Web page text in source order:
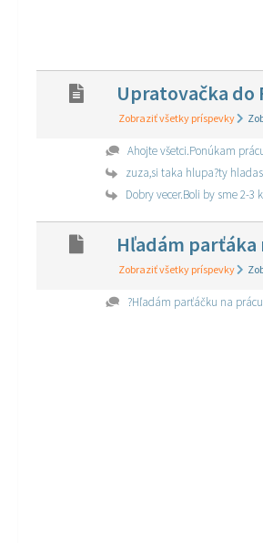
Upratovačka do
Zobraziť všetky príspevky
Ahojte všetci.Ponúkam
zuza,si taka hlupa?ty
Dobry vecer.Boli by sme 2-
Hľadám parťáka
Zobraziť všetky príspevky
?Hľadám parťáčku na